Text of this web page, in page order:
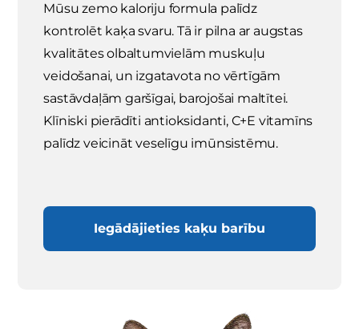
Mūsu zemo kaloriju formula palīdz
kontrolēt kaķa svaru. Tā ir pilna ar augstas
kvalitātes olbaltumvielām muskuļu
veidošanai, un izgatavota no vērtīgām
sastāvdaļām garšīgai, barojošai maltītei.
Klīniski pierādīti antioksidanti, C+E vitamīns
palīdz veicināt veselīgu imūnsistēmu.
Iegādājieties kaķu barību